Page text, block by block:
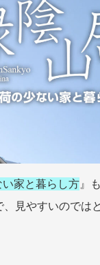
い家と暮らし方』
見やすいのでは